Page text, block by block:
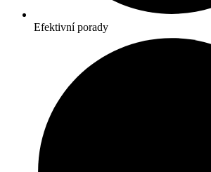
Efektivní porady